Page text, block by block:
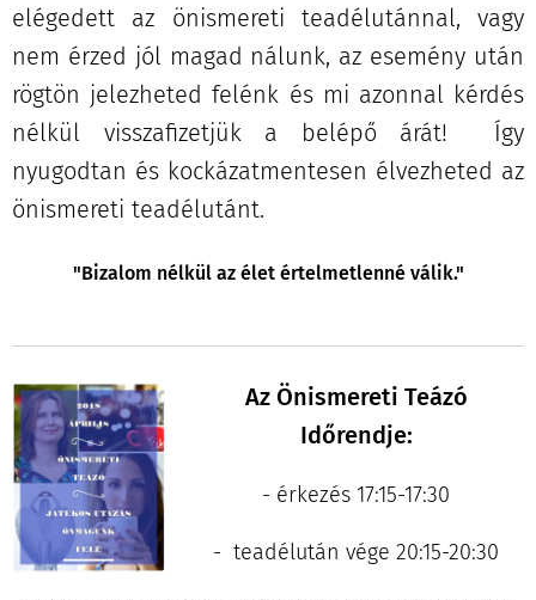
elégedett az önismereti teadélutánnal, vagy
nem érzed jól magad nálunk, az esemény után
rögtön jelezheted felénk és mi azonnal kérdés
nélkül visszafizetjük a belépő árát! Így
nyugodtan és kockázatmentesen élvezheted az
önismereti teadélutánt.
"Bizalom nélkül az élet értelmetlenné válik."
Az Önismereti Teázó
Időrendje:
- érkezés 17:15-17:30
- teadélután vége 20:15-20:30